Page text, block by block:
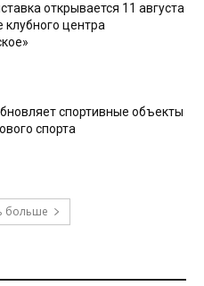
открывается 11 августа
клубного центра
спортивные объекты
спорта
больше